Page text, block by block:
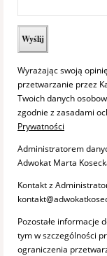
Wyrażając swoją
przetwarzanie przez
Twoich danych
zgodnie z zasadami
Prywatności
Administratorem
Adwokat Marta
Kontakt z
Pozostałe informacje
tym w szczególności
ograniczenia